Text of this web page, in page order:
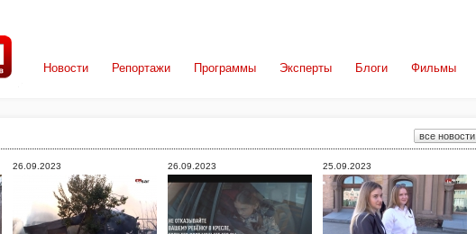
Новости Репортажи Программы Эксперты Блоги Фильмы
все новости
26.09.2023 26.09.2023 25.09.2023